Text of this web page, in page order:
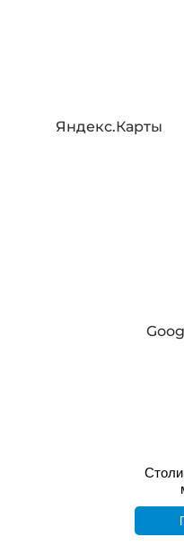
Яндекс.Карты